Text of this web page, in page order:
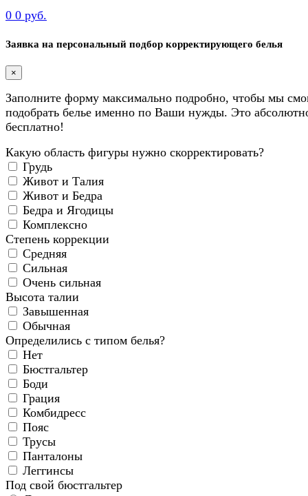
0 0 руб.
Заявка на персональный подбор корректирующего белья
×
Заполните форму максимально подробно, чтобы мы
подобрать белье именно по Ваши нужды. Это
бесплатно!
Какую область фигуры нужно скорректировать?
Грудь
Живот и Талия
Живот и Бедра
Бедра и Ягодицы
Комплексно
Степень коррекции
Средняя
Сильная
Очень сильная
Высота талии
Завышенная
Обычная
Определились с типом белья?
Нет
Бюстгальтер
Боди
Грация
Комбидресс
Пояс
Трусы
Панталоны
Леггинсы
Под свой бюстгальтер